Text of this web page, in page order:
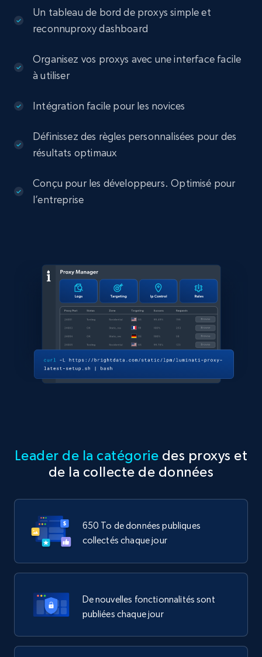
Un tableau de bord de proxys simple et
reconnuproxy dashboard
Organisez vos proxys avec une interface facile
à utiliser
Intégration facile pour les novices
Définissez des règles personnalisées pour des
résultats optimaux
Conçu pour les développeurs. Optimisé pour
l’entreprise
Leader de la catégorie des proxys et
de la collecte de données
650 To de données publiques
collectés chaque jour
De nouvelles fonctionnalités sont
publiées chaque jour